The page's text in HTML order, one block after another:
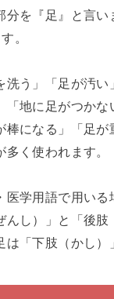
分を『足』と言い
。
洗う」「足が汚
「地に足がつかな
棒になる」「足
く使われます。
医学用語で用いる
んし）」と「後肢
「下肢（かし）